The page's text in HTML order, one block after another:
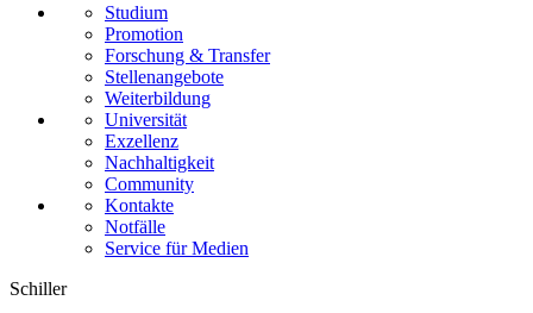
Studium
Promotion
Forschung & Transfer
Stellenangebote
Weiterbildung
Universität
Exzellenz
Nachhaltigkeit
Community
Kontakte
Notfälle
Service für Medien
Schiller